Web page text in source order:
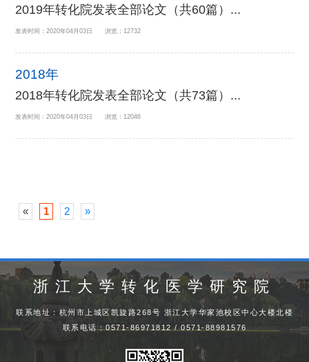
2019年转化院发表全部论文（共60篇）...
发表时间：2020年04月03日 浏览：12732
2018年
2018年转化院发表全部论文（共73篇）...
发表时间：2020年04月03日 浏览：12046
« 1 2 »
浙江大学转化医学研究院
联系地址：杭州市上城区凯旋路268号 浙江大学华家池校区中心大楼北楼
联系电话：0571-86971812 / 0571-88981576